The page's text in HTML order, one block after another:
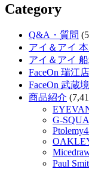
Category
Q&A・質問
アイ＆アイ
アイ＆アイ
FaceOn 瑞江店
FaceOn 武蔵
商品紹介
G-
Paul